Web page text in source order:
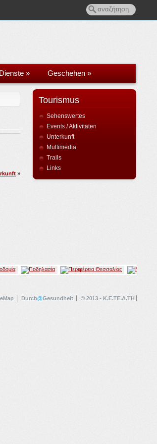
» Geschehen »
»
Tourismus
Sehenswertes
Events / Aktivitäten
Unterkunft
Multimedia
Trails
Links
Durch@Gesundheit © 2013 - K.E.TE.A.TH